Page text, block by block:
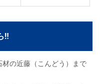
‼
の近藤（こんどう）まで